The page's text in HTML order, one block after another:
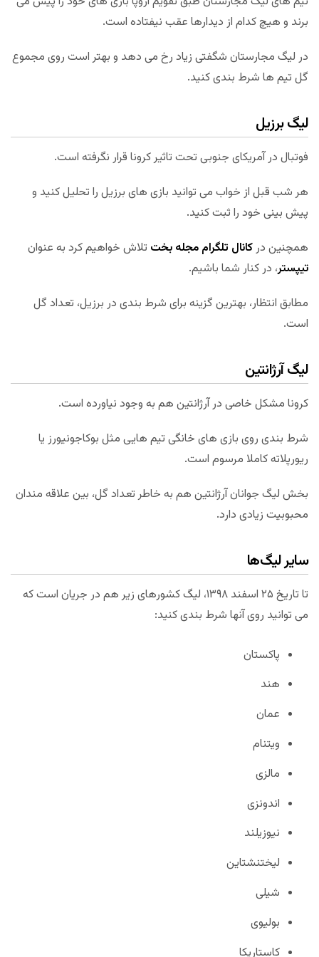
برند و هیچ کدام از دیدارها عقب نیفتاده است.
در لیگ مجارستان شگفتی زیاد رخ می دهد و بهتر است روی مجموع
گل تیم ها شرط بندی کنید.
لیگ برزیل
فوتبال در آمریکای جنوبی تحت تاثیر کرونا قرار نگرفته است.
هر شب قبل از خواب می توانید بازی های برزیل را تحلیل کنید و
پیش بینی خود را ثبت کنید.
همچنین درکانال تلگرام مجله بخت تلاش خواهیم کرد به عنوان
تیپستر، در کنار شما باشیم.
مطابق انتظار، بهترین گزینه برای شرط بندی در برزیل، تعداد گل
است.
لیگ آرژانتین
کرونا مشکل خاصی در آرژانتین هم به وجود نیاورده است.
شرط بندی روی بازی های خانگی تیم هایی مثل بوکاجونیورز یا
ریورپلاته کاملا مرسوم است.
بخش لیگ جوانان آرژانتین هم به خاطر تعداد گل، بین علاقه مندان
محبوبیت زیادی دارد.
سایر لیگ‌ها
تا تاریخ ۲۵ اسفند ۱۳۹۸، لیگ کشورهای زیر هم در جریان است که
می توانید روی آنها شرط بندی کنید:
پاکستان
هند
عمان
ویتنام
مالزی
اندونزی
نیوزیلند
لیختنشتاین
شیلی
بولیوی
کاستاریکا